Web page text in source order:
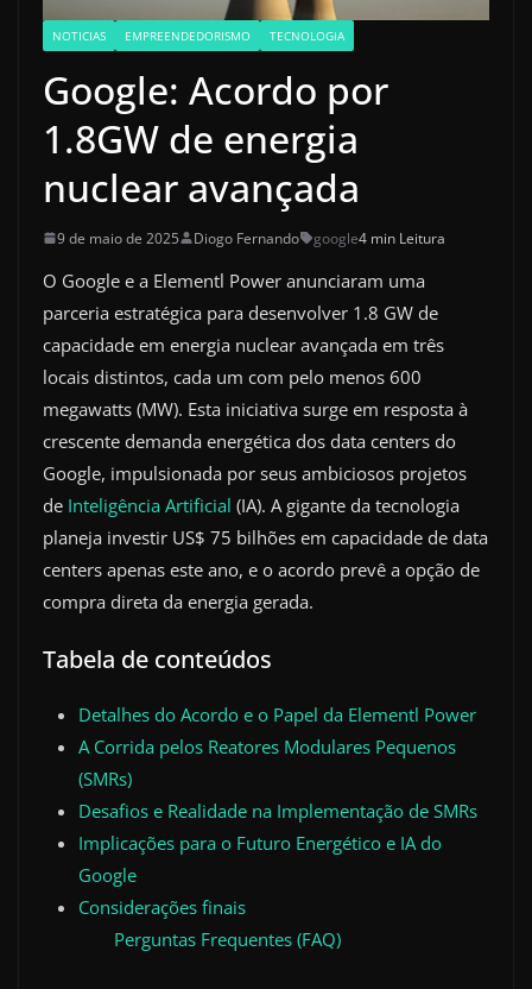
NOTICIAS EMPREENDEDORISMO TECNOLOGIA
Google: Acordo por
1.8GW de energia
nuclear avançada
9 de maio de 2025 Diogo Fernando google4 min Leitura
O Google e a Elementl Power anunciaram uma
parceria estratégica para desenvolver 1.8 GW de
capacidade em energia nuclear avançada em três
locais distintos, cada um com pelo menos 600
megawatts (MW). Esta iniciativa surge em resposta à
crescente demanda energética dos data centers do
Google, impulsionada por seus ambiciosos projetos
de Inteligência Artificial (IA). A gigante da tecnologia
planeja investir US$ 75 bilhões em capacidade de data
centers apenas este ano, e o acordo prevê a opção de
compra direta da energia gerada.
Tabela de conteúdos
Detalhes do Acordo e o Papel da Elementl Power
A Corrida pelos Reatores Modulares Pequenos
(SMRs)
Desafios e Realidade na Implementação de SMRs
Implicações para o Futuro Energético e IA do
Google
Considerações finais
Perguntas Frequentes (FAQ)